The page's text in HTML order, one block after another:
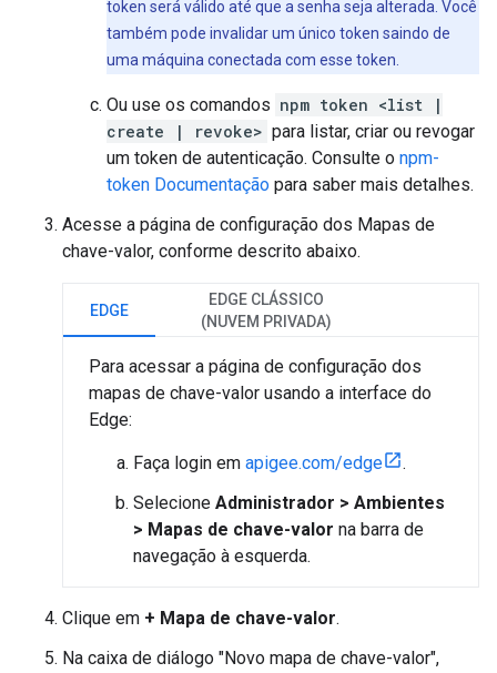
token será válido até que a senha seja alterada. Você
também pode invalidar um único token saindo de
uma máquina conectada com esse token.
Ou use os comandos npm token <list |
create | revoke> para listar, criar ou revogar
um token de autenticação. Consulte o npm-
token Documentação para saber mais detalhes.
Acesse a página de configuração dos Mapas de
chave-valor, conforme descrito abaixo.
EDGE
EDGE CLÁSSICO
(NUVEM PRIVADA)
Para acessar a página de configuração dos
mapas de chave-valor usando a interface do
Edge:
Faça login em apigee.com/edge
.
Selecione Administrador > Ambientes
> Mapas de chave-valor na barra de
navegação à esquerda.
Clique em + Mapa de chave-valor.
Na caixa de diálogo "Novo mapa de chave-valor",